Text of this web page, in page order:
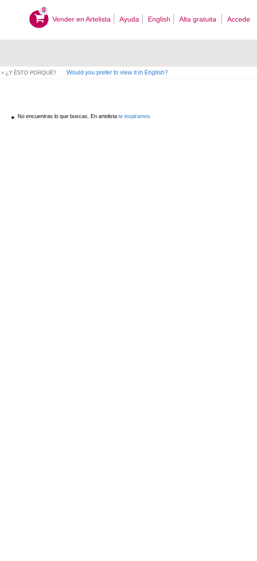
0
Vender en Artelista Ayuda English Alta gratuita Accede
> ¿Y ÉSTO PORQUÉ? Would you prefer to view it in English?
No encuentras lo que buscas. En artelista te inspiramos